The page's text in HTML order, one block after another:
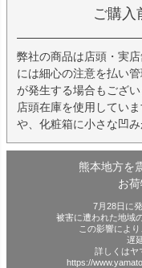
ご購入
弊社の商品は店頭・実
には細心の注意を払い
が発生する場合もござ
店頭在庫を使用してい
や、化粧箱に小さな凹
熊本地方を
お
7月28日に
被害に遭われた地域
この影響によ
遅
詳しくはヤ
https://